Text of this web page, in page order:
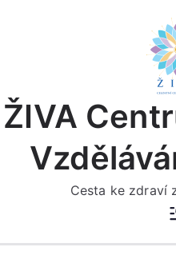
ŽIVA
Cesta ke zdraví